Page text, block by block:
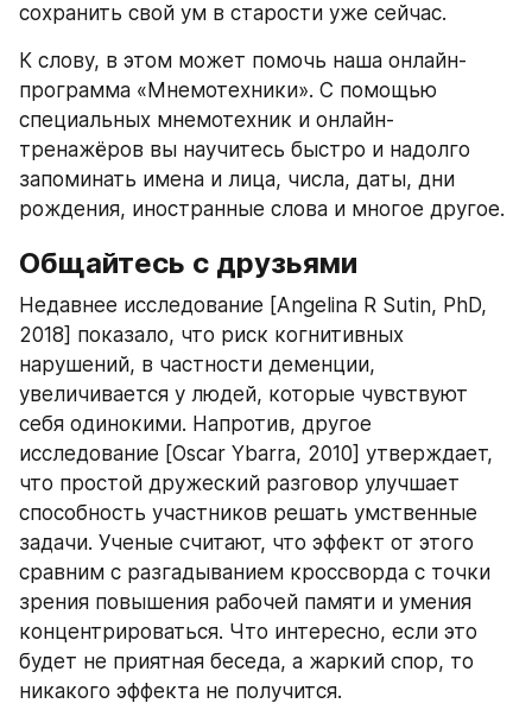
сохранить свой ум в старости уже сейчас.
К слову, в этом может помочь наша онлайн-
программа «Мнемотехники». C помощью
специальных мнемотехник и онлайн-
тренажёров вы научитесь быстро и надолго
запоминать имена и лица, числа, даты, дни
рождения, иностранные слова и многое другое.
Общайтесь с друзьями
Недавнее исследование [Angelina R Sutin, PhD,
2018] показало, что риск когнитивных
нарушений, в частности деменции,
увеличивается у людей, которые чувствуют
себя одинокими. Напротив, другое
исследование [Oscar Ybarra, 2010] утверждает,
что простой дружеский разговор улучшает
способность участников решать умственные
задачи. Ученые считают, что эффект от этого
сравним с разгадыванием кроссворда с точки
зрения повышения рабочей памяти и умения
концентрироваться. Что интересно, если это
будет не приятная беседа, а жаркий спор, то
никакого эффекта не получится.